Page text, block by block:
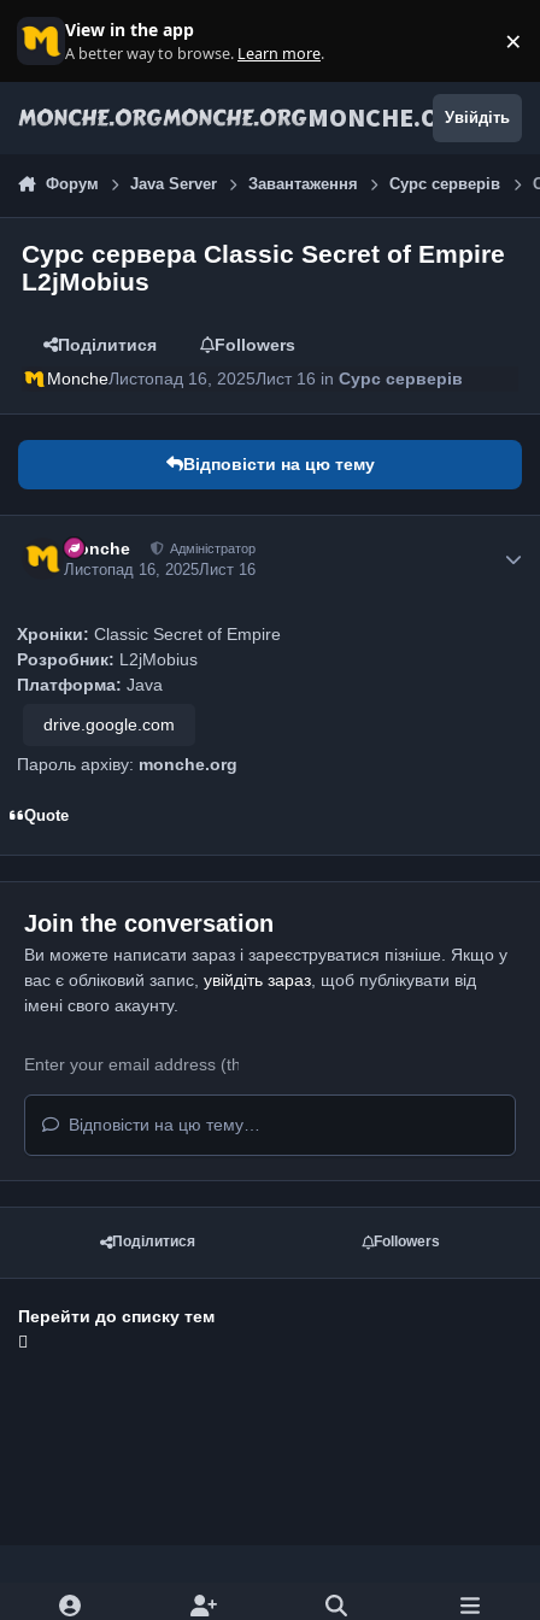
View in the app
A better way to browse. Learn more. ×
MONCHE.ORGУвійдіть
Форум Java Server Завантаження Сурс серверів
Сурс сервера Classic Secret of Empire
L2jMobius
Поділитися
Followers
MoncheЛистопад 16, 2025Лист 16 inСурс серверів
Відповісти на цю тему
Monche Адміністратор
Листопад 16, 2025Лист 16
Хроніки: Classic Secret of Empire
Розробник: L2jMobius
Платформа: Java
drive.google.com
Пароль архіву: monche.org
Quote
Join the conversation
Ви можете написати зараз і зареєструватися пізніше. Якщо у
вас є обліковий запис, увійдіть зараз, щоб публікувати від
імені свого акаунту.
Відповісти на цю тему…
Поділитися Followers
Перейти до списку тем
Light ModeDark ModeSystem Preference